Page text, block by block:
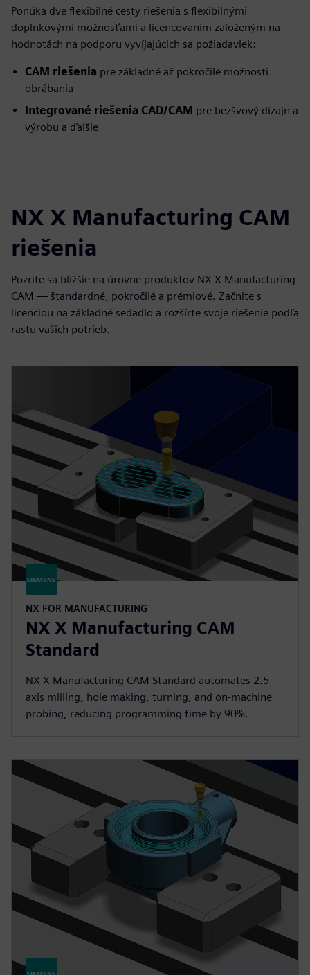
Ponúka dve flexibilné cesty riešenia s flexibilnými
doplnkovými možnosťami a licencovaním založeným na
hodnotách na podporu vyvíjajúcich sa požiadaviek:
CAM riešenia pre základné až pokročilé možnosti
obrábania
Integrované riešenia CAD/CAM pre bezšvový dizajn a
výrobu a ďalšie
NX X Manufacturing CAM
riešenia
Pozrite sa bližšie na úrovne produktov NX X Manufacturing
CAM — štandardné, pokročilé a prémiové. Začnite s
licenciou na základné sedadlo a rozšírte svoje riešenie podľa
rastu vašich potrieb.
NX FOR MANUFACTURING
NX X Manufacturing CAM
Standard
NX X Manufacturing CAM Standard automates 2.5-
axis milling, hole making, turning, and on-machine
probing, reducing programming time by 90%.